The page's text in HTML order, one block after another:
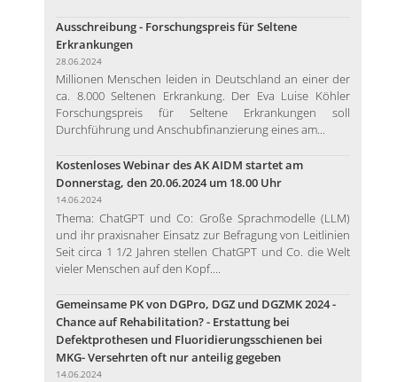
Ausschreibung - Forschungspreis für Seltene
Erkrankungen
28.06.2024
Millionen Menschen leiden in Deutschland an einer der
ca. 8.000 Seltenen Erkrankung. Der Eva Luise Köhler
Forschungspreis für Seltene Erkrankungen soll
Durchführung und Anschubfinanzierung eines am...
Kostenloses Webinar des AK AIDM startet am
Donnerstag, den 20.06.2024 um 18.00 Uhr
14.06.2024
Thema: ChatGPT und Co: Große Sprachmodelle (LLM)
und ihr praxisnaher Einsatz zur Befragung von Leitlinien
Seit circa 1 1/2 Jahren stellen ChatGPT und Co. die Welt
vieler Menschen auf den Kopf....
Gemeinsame PK von DGPro, DGZ und DGZMK 2024 -
Chance auf Rehabilitation? - Erstattung bei
Defektprothesen und Fluoridierungsschienen bei
MKG- Versehrten oft nur anteilig gegeben
14.06.2024